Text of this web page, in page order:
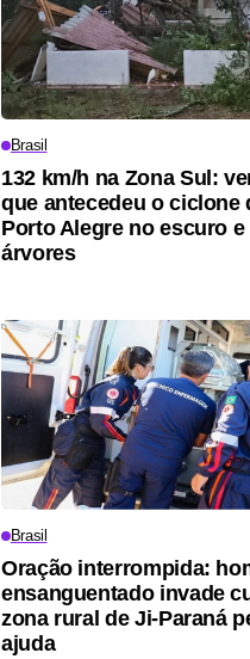
Brasil
132 km/h na Zona Sul:
que antecedeu o ciclone
Porto Alegre no escuro
árvores
Brasil
Oração interrompida:
ensanguentado invade
zona rural de Ji-Paraná
ajuda